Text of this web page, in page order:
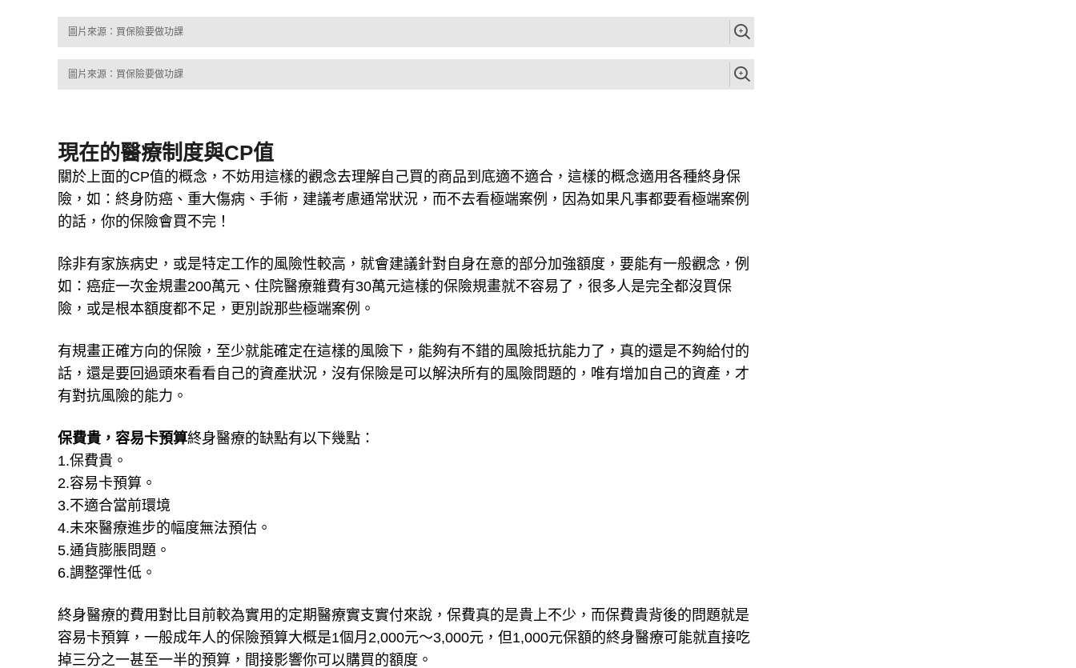
圖片來源：買保險要做功課
圖片來源：買保險要做功課
現在的醫療制度與CP值
關於上面的CP值的概念，不妨用這樣的觀念去理解自己買的商品到底適不適合，這樣的概念適用各種終身保
險，如：終身防癌、重大傷病、手術，建議考慮通常狀況，而不去看極端案例，因為如果凡事都要看極端案例
的話，你的保險會買不完！
除非有家族病史，或是特定工作的風險性較高，就會建議針對自身在意的部分加強額度，要能有一般觀念，例
如：癌症一次金規畫200萬元、住院醫療雜費有30萬元這樣的保險規畫就不容易了，很多人是完全都沒買保
險，或是根本額度都不足，更別說那些極端案例。
有規畫正確方向的保險，至少就能確定在這樣的風險下，能夠有不錯的風險抵抗能力了，真的還是不夠給付的
話，還是要回過頭來看看自己的資產狀況，沒有保險是可以解決所有的風險問題的，唯有增加自己的資產，才
有對抗風險的能力。
保費貴，容易卡預算終身醫療的缺點有以下幾點：
1.保費貴。
2.容易卡預算。
3.不適合當前環境
4.未來醫療進步的幅度無法預估。
5.通貨膨脹問題。
6.調整彈性低。
終身醫療的費用對比目前較為實用的定期醫療實支實付來說，保費真的是貴上不少，而保費貴背後的問題就是
容易卡預算，一般成年人的保險預算大概是1個月2,000元～3,000元，但1,000元保額的終身醫療可能就直接吃
掉三分之一甚至一半的預算，間接影響你可以購買的額度。